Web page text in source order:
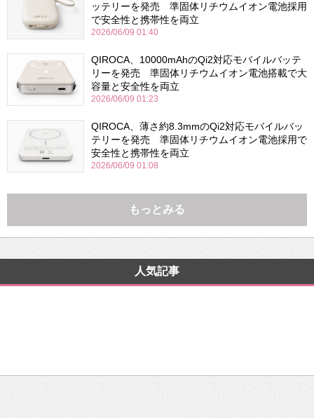
ッテリーを発売 準固体リチウムイオン電池採用
で安全性と携帯性を両立
2026/06/09 01:40
QIROCA、10000mAhのQi2対応モバイルバッテ
リーを発売 準固体リチウムイオン電池搭載で大
容量と安全性を両立
2026/06/09 01:23
QIROCA、薄さ約8.3mmのQi2対応モバイルバッ
テリーを発売 準固体リチウムイオン電池採用で
安全性と携帯性を両立
2026/06/09 01:08
もっとみる
人気記事